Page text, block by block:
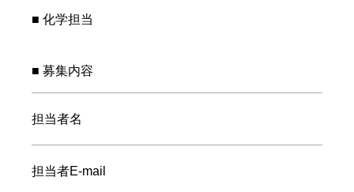
■ 化学担当
■ 募集内容
担当者名
担当者E-mail